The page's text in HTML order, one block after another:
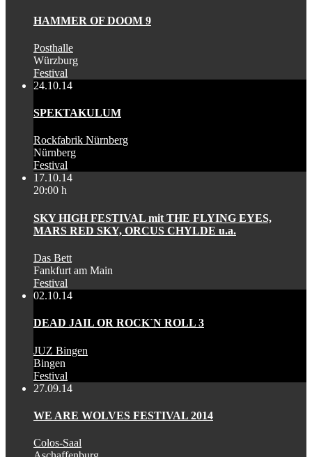
HAMMER OF DOOM 9
Posthalle
Würzburg
Festival
24.10.14
SPEKTAKULUM
Rockfabrik Nürnberg
Nürnberg
Festival
17.10.14
20:00 h
SKY HIGH FESTIVAL mit THE FLYING EYES,
MARS RED SKY, ORCUS CHYLDE u.a.
Das Bett
Fankfurt am Main
Festival
02.10.14
DEAD JAIL OR ROCK`N ROLL 3
JUZ Bingen
Bingen
Festival
27.09.14
WE ARE WOLVES FESTIVAL 2014
Colos-Saal